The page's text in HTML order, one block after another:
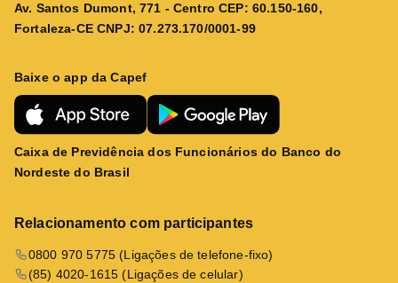
Av. Santos Dumont, 771 - Centro CEP: 60.150-160,
Fortaleza-CE CNPJ: 07.273.170/0001-99
Baixe o app da Capef
Caixa de Previdência dos Funcionários do Banco do
Nordeste do Brasil
Relacionamento com participantes
0800 970 5775 (Ligações de telefone-fixo)
(85) 4020-1615 (Ligações de celular)